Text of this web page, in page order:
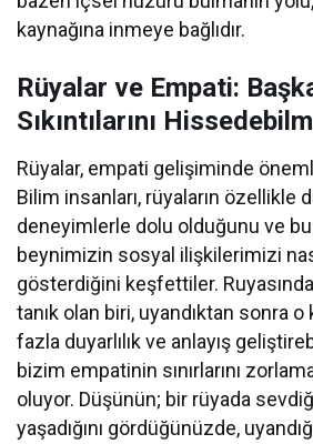
kaynağına inmeye bağlıdır.
Rüyalar ve Empati:
Sıkıntılarını
Rüyalar, empati gelişiminde
Bilim insanları, rüyaların özellikle
deneyimlerle dolu olduğunu ve
beynimizin sosyal ilişkilerimizi
gösterdiğini keşfettiler. Ruyasında
tanık olan biri, uyandıktan sonra o
fazla duyarlılık ve anlayış
bizim empatinin sınırlarını
oluyor. Düşünün; bir rüyada
yaşadığını gördüğünüzde,